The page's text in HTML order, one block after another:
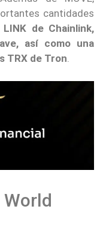
cantidades
LINK de Chainlink,
así como una
TRX de Tron
World